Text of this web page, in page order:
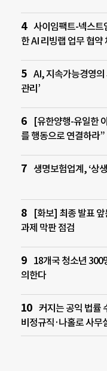
사이임팩트-넥스트
한 AI 리빙랩 업무 협약
AI, 지속가능경영
관리’
[유한양행-유일한
를 행동으로 연결하라”
생명보험업계, ‘상
[화보] 최종 발표
과제 막판 점검
18개국 청소년 300
의한다
커지는 공익 법률
비정규직·나홀로 사무